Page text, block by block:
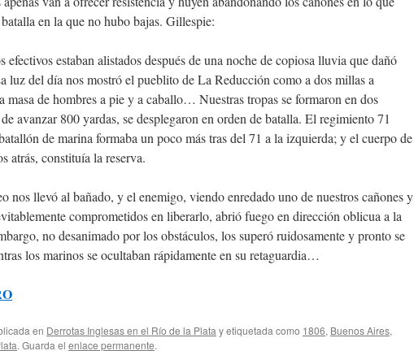
en la que no hubo bajas. Gillespie:
efectivos estaban alistados después de una noche de copiosa lluvia que dañó
luz del día nos mostró el pueblito de La Reducción como a dos millas a
masa de hombres a pie y a caballo… Nuestras tropas se formaron en dos
avanzar 800 yardas, se desplegaron en orden de batalla. El regimiento 71
de marina formaba un poco más tras del 71 a la izquierda; y el cuerpo de
atrás, constituía la reserva.
nos llevó al bañado, y el enemigo, viendo enredado uno de nuestros cañones y
comprometidos en liberarlo, abrió fuego en dirección oblicua a la
no desanimado por los obstáculos, los superó ruidosamente y pronto se
los marinos se ocultaban rápidamente en su retaguardia…
en Derrotas Inglesas en el Río de la Plata y etiquetada como 1806, Buenos Aires,
. Guarda el enlace permanente.